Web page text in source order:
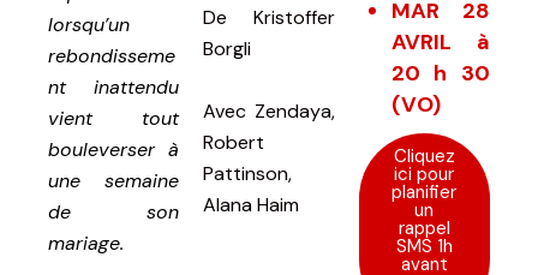
lorsqu’un
rebondisseme
nt inattendu
vient tout
bouleverser à
une semaine
de son
mariage.
De Kristoffer
Borgli
Avec Zendaya,
Robert
Pattinson,
Alana Haim
MAR 28
AVRIL à
20 h 30
(VO)
Cliquez
ici pour
planifier
un
rappel
SMS 1h
avant